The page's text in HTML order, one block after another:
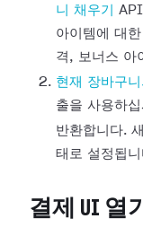
니 채우기
아이템에 대
격, 보너스 아
현재 장바구
출을 사용하
반환합니다.
태로 설정됩
결제 UI 열기